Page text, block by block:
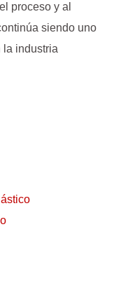
proceso y al
siendo uno
la industria